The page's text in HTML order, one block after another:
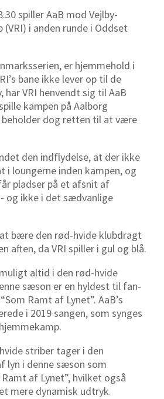
spiller AaB mod Vejlby-
i anden runde i Oddset
er hjemmehold i
bane ikke lever op til de
VRI henvendt sig til AaB
kampen på Aalborg
beholder dog retten til at være
den indflydelse, at der ikke
i loungerne inden kampen, og
pladser på et afsnit af
og ikke i det sædvanlige
bære den rød-hvide klubdragt
aften, da VRI spiller i gul og blå.
altid i den rød-hvide
sæson er en hyldest til fan-
Ramt af Lynet”. AaB’s
i 2019 sangen, som synges
striber tager i den
lyn i denne sæson som
af Lynet”, hvilket også
mere dynamisk udtryk.